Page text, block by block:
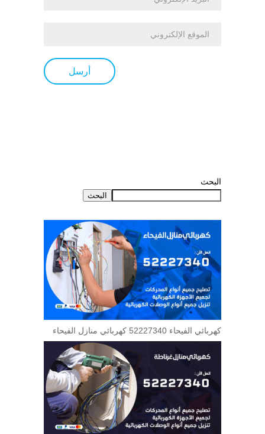
البحث
البحث
كهربائي الفيحاء 52227340 كهربائي منازل الفيحاء